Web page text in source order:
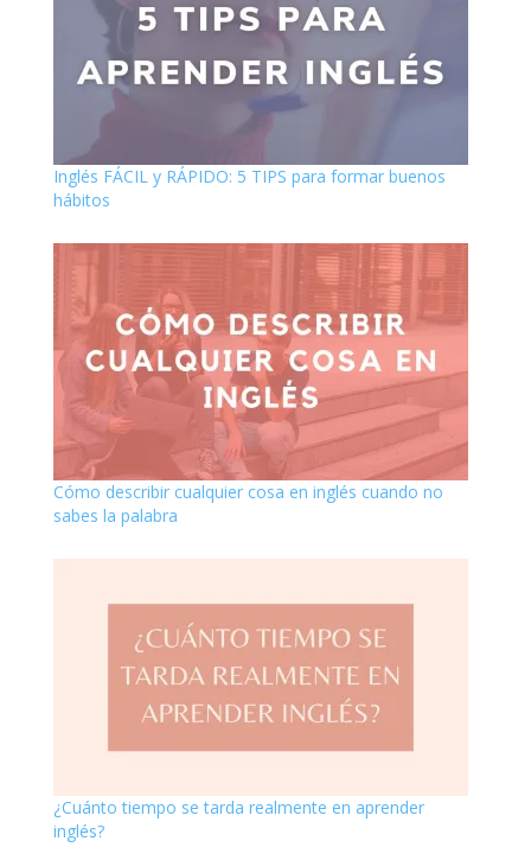
Inglés FÁCIL y RÁPIDO: 5 TIPS para formar buenos
hábitos
Cómo describir cualquier cosa en inglés cuando no
sabes la palabra
¿Cuánto tiempo se tarda realmente en aprender
inglés?